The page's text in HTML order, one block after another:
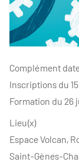
Complément
Inscriptions du
Formation du 26
Lieu(x)
Espace Volcan,
Saint-Gènes-